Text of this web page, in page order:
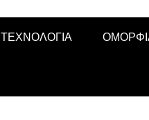
ΤΕΧΝΟΛΟΓΙΑ